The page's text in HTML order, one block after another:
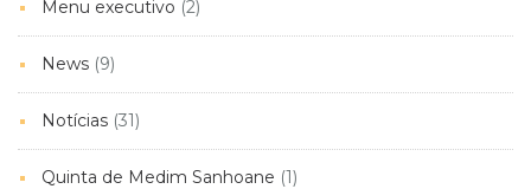
Menu executivo (2)
News (9)
Notícias (31)
Quinta de Medim Sanhoane (1)